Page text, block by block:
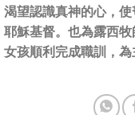
渴望認識真神的心，
耶穌基督。也為露西
女孩順利完成職訓，為